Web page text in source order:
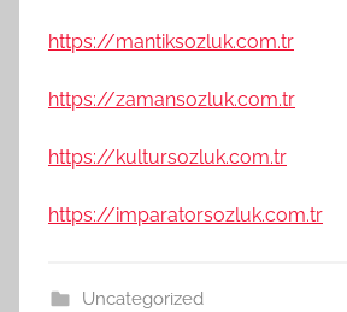
https://mantiksozluk.com.tr
https://zamansozluk.com.tr
https://kultursozluk.com.tr
https://imparatorsozluk.com.tr
Uncategorized